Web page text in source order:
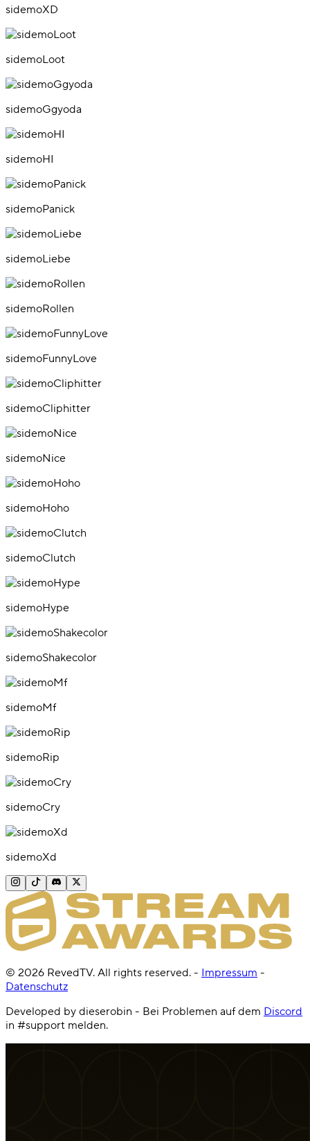
sidemoXD
sidemoLoot
sidemoGgyoda
sidemoHI
sidemoPanick
sidemoLiebe
sidemoRollen
sidemoFunnyLove
sidemoCliphitter
sidemoNice
sidemoHoho
sidemoClutch
sidemoHype
sidemoShakecolor
sidemoMf
sidemoRip
sidemoCry
sidemoXd
© 2026 RevedTV. All rights reserved. - Impressum -
Datenschutz
Developed by dieserobin - Bei Problemen auf dem Discord
in #support melden.